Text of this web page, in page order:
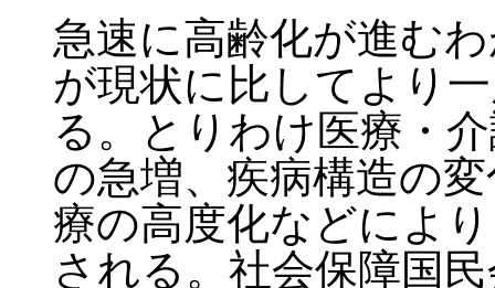
急速に高齢化が進む
が現状に比してより
る。とりわけ医療・
の急増、疾病構造の
療の高度化などによ
される。社会保障国